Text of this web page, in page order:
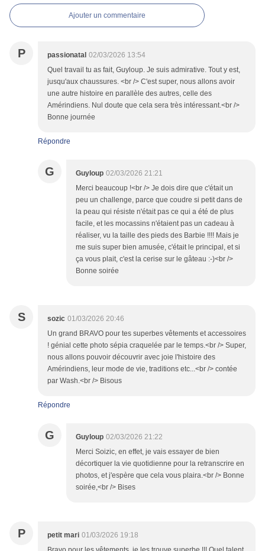
Ajouter un commentaire
P passionatal 02/03/2026 13:54
Quel travail tu as fait, Guyloup. Je suis admirative. Tout y est,
jusqu'aux chaussures. <br /> C'est super, nous allons avoir
une autre histoire en parallèle des autres, celle des
Amérindiens. Nul doute que cela sera très intéressant.<br />
Bonne journée
Répondre
G Guyloup 02/03/2026 21:21
Merci beaucoup !<br /> Je dois dire que c'était un
peu un challenge, parce que coudre si petit dans de
la peau qui résiste n'était pas ce qui a été de plus
facile, et les mocassins n'étaient pas un cadeau à
réaliser, vu la taille des pieds des Barbie !!!! Mais je
me suis super bien amusée, c'était le principal, et si
ça vous plait, c'est la cerise sur le gâteau :-)<br />
Bonne soirée
S sozic 01/03/2026 20:46
Un grand BRAVO pour tes superbes vêtements et accessoires
! génial cette photo sépia craquelée par le temps.<br /> Super,
nous allons pouvoir découvrir avec joie l'histoire des
Amérindiens, leur mode de vie, traditions etc...<br /> contée
par Wash.<br /> Bisous
Répondre
G Guyloup 02/03/2026 21:22
Merci Soizic, en effet, je vais essayer de bien
décortiquer la vie quotidienne pour la retranscrire en
photos, et j'espère que cela vous plaira.<br /> Bonne
soirée,<br /> Bises
P petit mari 01/03/2026 19:18